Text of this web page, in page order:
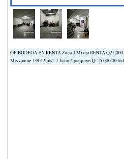
OFIBODEGA EN RENTA Zona 4 Mixco RENTA
Mezzanine 139.42mts2. 1 baño 4 parqueos Q. 25,000.00